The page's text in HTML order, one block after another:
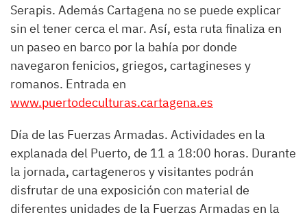
Serapis. Además Cartagena no se puede explicar
sin el tener cerca el mar. Así, esta ruta finaliza en
un paseo en barco por la bahía por donde
navegaron fenicios, griegos, cartagineses y
romanos. Entrada en
www.puertodeculturas.cartagena.es
Día de las Fuerzas Armadas. Actividades en la
explanada del Puerto, de 11 a 18:00 horas. Durante
la jornada, cartageneros y visitantes podrán
disfrutar de una exposición con material de
diferentes unidades de la Fuerzas Armadas en la